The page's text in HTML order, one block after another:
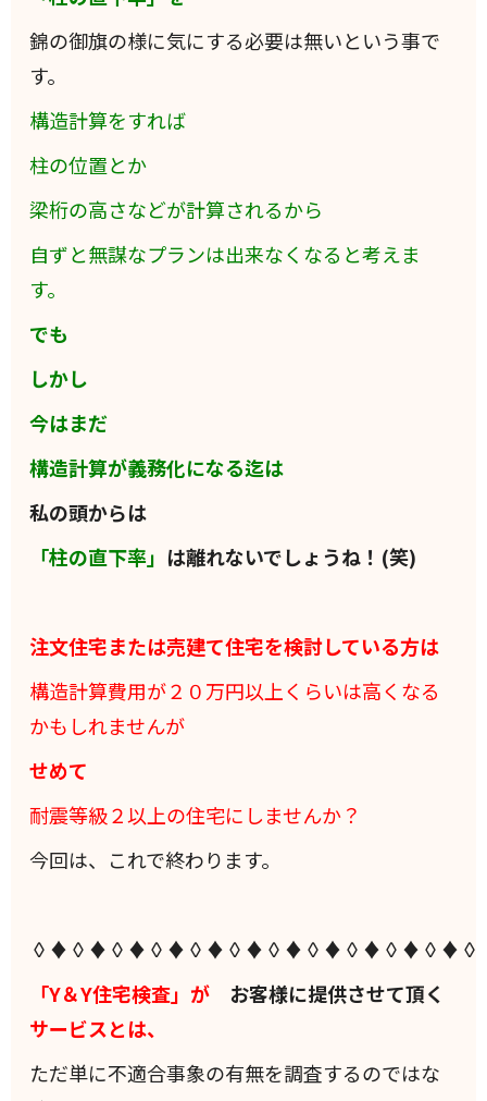
錦の御旗の様に気にする必要は無いという事で
す。
構造計算をすれば
柱の位置とか
梁桁の高さなどが計算されるから
自ずと無謀なプランは出来なくなると考えま
す。
でも
しかし
今はまだ
構造計算が義務化になる迄は
私の頭からは
「柱の直下率」 は離れないでしょうね！(笑)
注文住宅または売建て住宅を検討している方は
構造計算費用が２０万円以上くらいは高くなる
かもしれませんが
せめて
耐震等級２以上の住宅にしませんか？
今回は、これで終わります。
「Y＆Y住宅検査」が お客様に提供させて頂く
サービスとは、
ただ単に不適合事象の有無を調査するのではな